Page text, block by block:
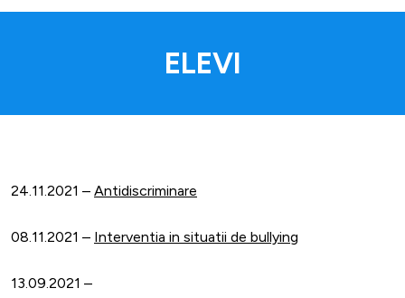
ELEVI
24.11.2021 – Antidiscriminare
08.11.2021 – Interventia in situatii de bullying
13.09.2021 –